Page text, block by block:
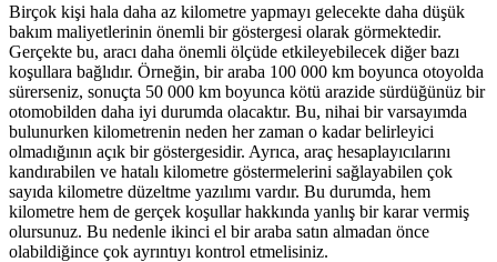
Birçok kişi hala daha az kilometre yapmayı gelecekte daha düşük
bakım maliyetlerinin önemli bir göstergesi olarak görmektedir.
Gerçekte bu, aracı daha önemli ölçüde etkileyebilecek diğer bazı
koşullara bağlıdır. Örneğin, bir araba 100 000 km boyunca otoyolda
sürerseniz, sonuçta 50 000 km boyunca kötü arazide sürdüğünüz bir
otomobilden daha iyi durumda olacaktır. Bu, nihai bir varsayımda
bulunurken kilometrenin neden her zaman o kadar belirleyici
olmadığının açık bir göstergesidir. Ayrıca, araç hesaplayıcılarını
kandırabilen ve hatalı kilometre göstermelerini sağlayabilen çok
sayıda kilometre düzeltme yazılımı vardır. Bu durumda, hem
kilometre hem de gerçek koşullar hakkında yanlış bir karar vermiş
olursunuz. Bu nedenle ikinci el bir araba satın almadan önce
olabildiğince çok ayrıntıyı kontrol etmelisiniz.